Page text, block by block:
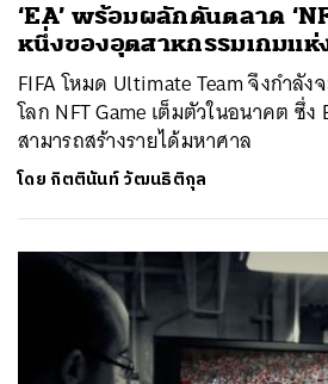
‘EA’ พร้อมผลักดันตลาด
หนึ่งของอุตสาหกรรมเกมแ
FIFA โหมด Ultimate Team จึงกำลั
โลก NFT Game เต็มตัวในอนาคต ซึ่
สามารถสร้างรายได้มหาศาล
โดย กิตตินันท์ วัฒนธิติกุล